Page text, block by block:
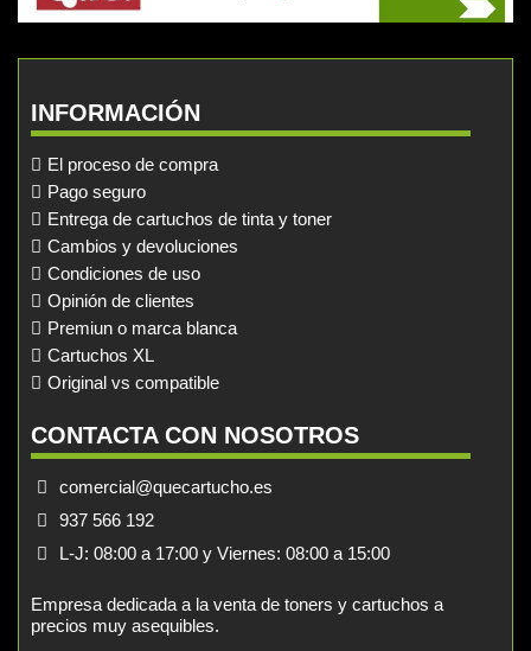
INFORMACIÓN
El proceso de compra
Pago seguro
Entrega de cartuchos de tinta y toner
Cambios y devoluciones
Condiciones de uso
Opinión de clientes
Premiun o marca blanca
Cartuchos XL
Original vs compatible
CONTACTA CON NOSOTROS
comercial@quecartucho.es
937 566 192
L-J: 08:00 a 17:00 y Viernes: 08:00 a 15:00
Empresa dedicada a la venta de toners y cartuchos a
precios muy asequibles.